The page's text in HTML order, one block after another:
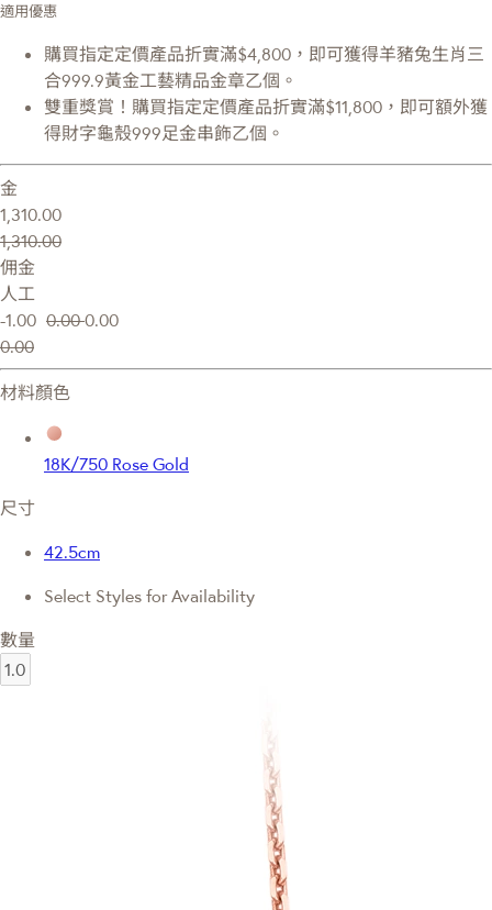
適用優惠
購買指定定價產品折實滿$4,800，即可獲得羊豬兔生肖三
合999.9黃金工藝精品金章乙個。
雙重獎賞！購買指定定價產品折實滿$11,800，即可額外獲
得財字龜殼999足金串飾乙個。
金
1,310.00
1,310.00
佣金
人工
-1.00 0.000.00
0.00
材料顏色
18K/750 Rose Gold
尺寸
42.5cm
Select Styles for Availability
數量